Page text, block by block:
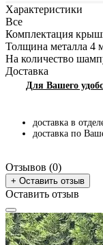
стационарный
мангал купить
мангал для дачи
купить мангал для
купить мангал в
мангал гриль
купить
мангал 4 мм
купить мангала
Характеристики
Все
Комплектация
Толщина металла 4
На количество
Доставка
Для Вашего
доставка в
доставка по
Отзывов (0)
+ Оставить отзыв
Оставить отзыв